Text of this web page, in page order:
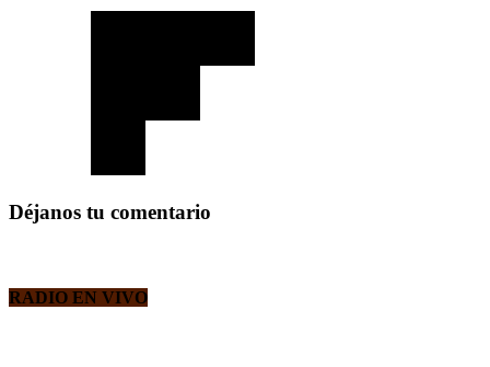
Déjanos tu comentario
RADIO EN VIVO